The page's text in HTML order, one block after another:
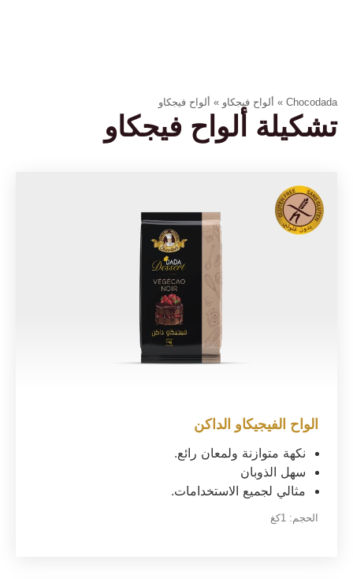
Chocodada
» ألواح فيجكاو » ألواح فيجكاو
تشكيلة ألواح فيجكاو
الواح الفيجيكاو الداكن
نكهة متوازنة ولمعان رائع.
سهل الذوبان
مثالي لجميع الاستخدامات.
الحجم: 1كغ